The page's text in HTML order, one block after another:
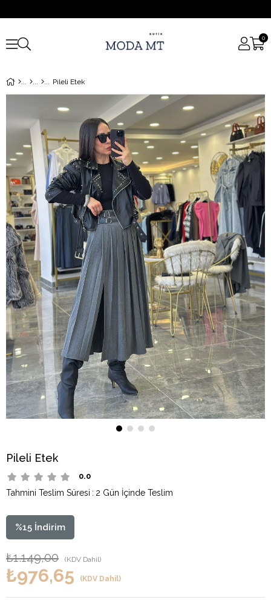
0
Pileli Etek
Pileli Etek
0.0
Tahmini Teslim Süresi : 2 Gün İçinde Teslim
%15 İndirim
₺1.149,00 (KDV Dahil)
₺976,65 (KDV Dahil)